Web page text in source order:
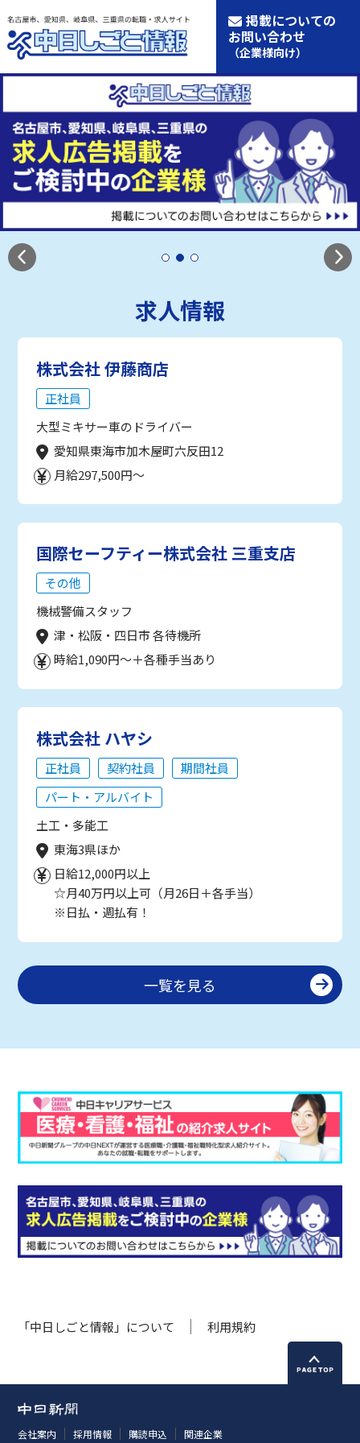
掲載についての
お問い合わせ
（企業様向け）
求人情報
株式会社 伊藤商店
正社員
大型ミキサー車のドライバー
愛知県東海市加木屋町六反田12
月給297,500円～
国際セーフティー株式会社 三重支店
その他
機械警備スタッフ
津・松阪・四日市 各待機所
時給1,090円～＋各種手当あり
株式会社 ハヤシ
正社員 契約社員
期間社員
パート・アルバイト
土工・多能工
東海3県ほか
日給12,000円以上
☆月40万円以上可（月26日＋各手当）
※日払・週払有！
一覧を見る
「中日しごと情報」について 利用規約
会社案内 採用情報 購読申込 関連企業